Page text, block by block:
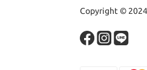
Copyright ©